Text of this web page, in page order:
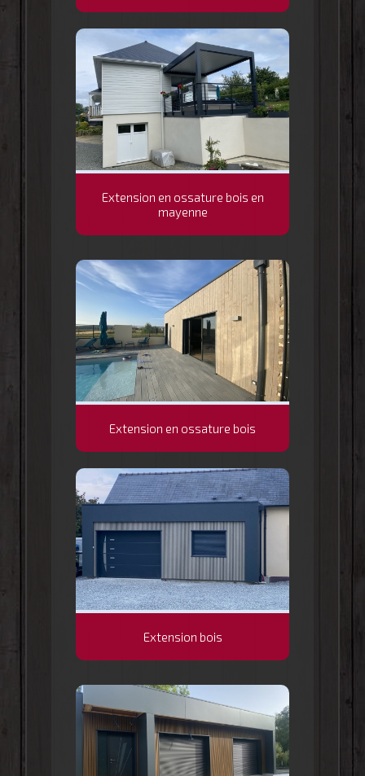
Extension en ossature bois en
mayenne
Extension en ossature bois
Extension bois